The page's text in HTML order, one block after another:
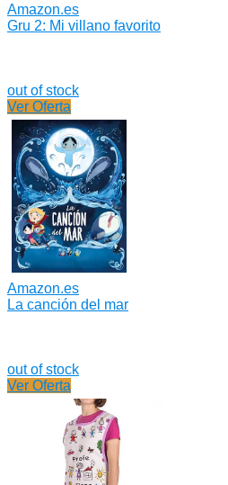
Amazon.es
Gru 2: Mi villano favorito
out of stock
Ver Oferta
Amazon.es
La canción del mar
out of stock
Ver Oferta